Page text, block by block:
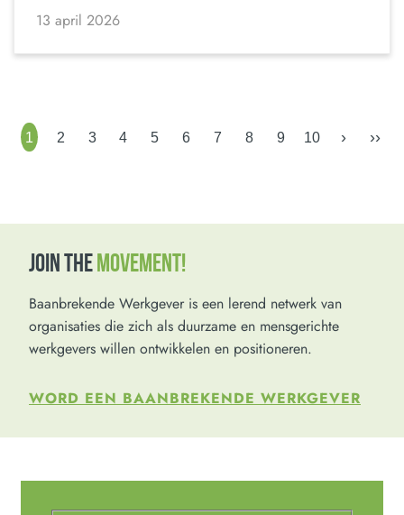
13 april 2026
1 2 3 4 5 6 7 8 9 10 › ››
JOIN THEMOVEMENT!
Baanbrekende Werkgever is een lerend netwerk van
organisaties die zich als duurzame en mensgerichte
werkgevers willen ontwikkelen en positioneren.
WORD EEN BAANBREKENDE WERKGEVER